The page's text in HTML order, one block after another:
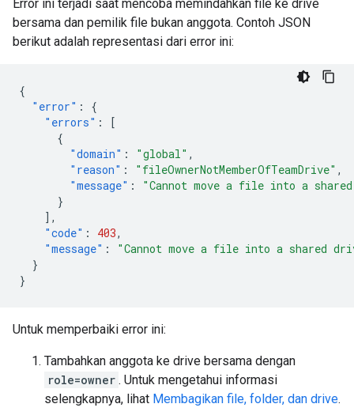
Error ini terjadi saat mencoba memindahkan file ke drive
bersama dan pemilik file bukan anggota. Contoh JSON
berikut adalah representasi dari error ini:
{
"error" :
{
"errors" :
[
{
"domain" : "global" ,
"reason" : "fileOwnerNotMemberOfTeamDrive" ,
"message" :
"Cannot move a file into a
}
],
"code" : 403,
"message" :
"Cannot move a file into a shared
}
}
Untuk memperbaiki error ini:
Tambahkan anggota ke drive bersama dengan
role=owner . Untuk mengetahui informasi
selengkapnya, lihat Membagikan file, folder, dan drive.